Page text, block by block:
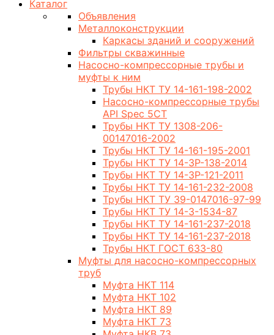
Каталог
Объявления
Металлоконструкции
Каркасы зданий и сооружений
Фильтры скважинные
Насосно-компрессорные трубы и
муфты к ним
Трубы НКТ ТУ 14-161-198-2002
Насосно-компрессорные трубы
API Spec 5CT
Трубы НКТ ТУ 1308-206-
00147016-2002
Трубы НКТ ТУ 14-161-195-2001
Трубы НКТ ТУ 14-3Р-138-2014
Трубы НКТ ТУ 14-3Р-121-2011
Трубы НКТ ТУ 14-161-232-2008
Трубы НКТ ТУ 39-0147016-97-99
Трубы НКТ ТУ 14-3-1534-87
Трубы НКТ ТУ 14-161-237-2018
Трубы НКТ ТУ 14-161-237-2018
Трубы НКТ ГОСТ 633-80
Муфты для насосно-компрессорных
труб
Муфта НКТ 114
Муфта НКТ 102
Муфта НКТ 89
Муфта НКТ 73